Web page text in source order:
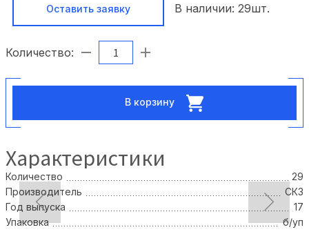
Оставить заявку В наличии: 29шт.
Количество:
В корзину
Характеристики
Количество
29
Производитель
СКЗ
Год выпуска
17
Упаковка
б/уп